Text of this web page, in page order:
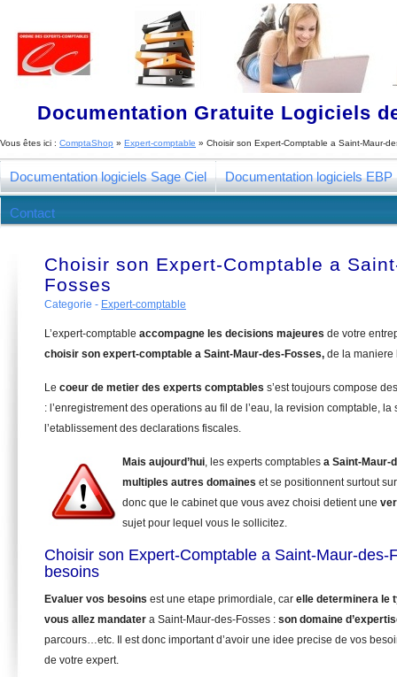
Documentation Gratuite Logiciels
Vous êtes ici : ComptaShop » Expert-comptable » Choisir son Expert-Comptable a Saint-Maur-
Documentation logiciels Sage Ciel Documentation logiciels EBP
Contact
Choisir son Expert-Comptable a
Fosses
Categorie - Expert-comptable
L’expert-comptable accompagne les decisions majeures de votre
choisir son expert-comptable a Saint-Maur-des-Fosses, de la maniere
Le coeur de metier des experts comptables s’est toujours compose
: l’enregistrement des operations au fil de l’eau, la revision comptable, la
l’etablissement des declarations fiscales.
Mais aujourd’hui, les experts comptables a Saint-Maur-
multiples autres domaines et se positionnent surtout
donc que le cabinet que vous avez choisi detient une
sujet pour lequel vous le sollicitez.
Choisir son Expert-Comptable a Saint-Maur-des-
besoins
Evaluer vos besoins est une etape primordiale, car elle determinera le
vous allez mandater a Saint-Maur-des-Fosses : son domaine
parcours…etc. Il est donc important d’avoir une idee precise de vos
de votre expert.